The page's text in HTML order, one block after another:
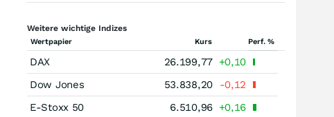
Weitere wichtige Indizes
Wertpapier Kurs Perf. %
DAX 26.199,77 +0,10
Dow Jones
53.838,20
-0,12
E-Stoxx 50
6.510,96 +0,16